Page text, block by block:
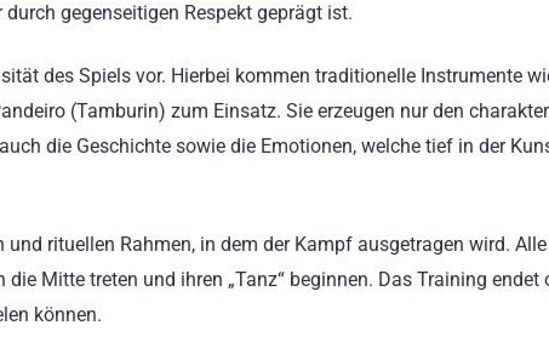
gegenseitigen Respekt geprägt ist.
des Spiels vor. Hierbei kommen traditionelle Instrumente
(Tamburin) zum Einsatz. Sie erzeugen nur den
die Geschichte sowie die Emotionen, welche tief in der
rituellen Rahmen, in dem der Kampf ausgetragen wird.
Mitte treten und ihren „Tanz“ beginnen. Das Training endet
können.